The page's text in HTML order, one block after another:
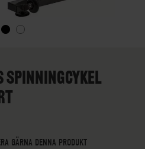
SPINNINGCYKEL
GÄRNA DENNA PRODUKT